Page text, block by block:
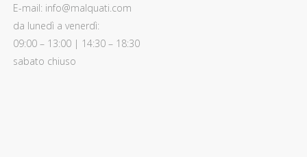
E-mail: info@malquati.com
da lunedì a venerdì:
09:00 – 13:00 | 14:30 – 18:30
sabato chiuso